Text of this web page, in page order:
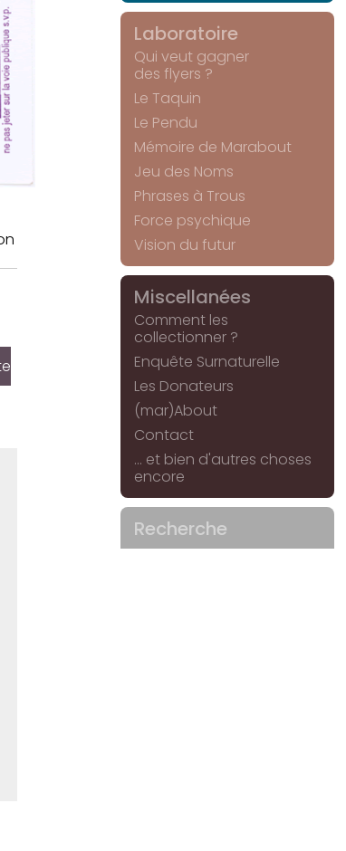
Laboratoire
Qui veut gagner
des flyers ?
Le Taquin
Le Pendu
Mémoire de Marabout
Jeu des Noms
Phrases à Trous
Force psychique
Vision du futur
Miscellanées
Comment les
collectionner ?
Enquête Surnaturelle
Les Donateurs
(mar)About
Contact
... et bien d'autres choses
encore
Recherche